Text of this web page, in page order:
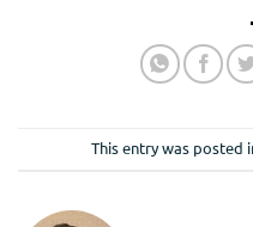
This entry was posted